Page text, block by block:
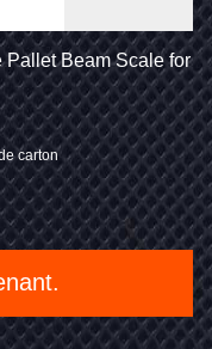
Pallet Beam Scale for
carton